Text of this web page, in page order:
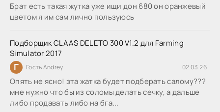
Брат есть такая жутка уже ищи дон 680 он оранжевый
цветом я им сам лично пользуюсь
Подборщик CLAAS DELETO 300 V1.2 для Farming
Simulator 2017
Г Гость Andrey 02.03.26
Опять не ясно! эта жатка будет подберать салому???
мне нужно что бы из соломы делать сечку, а дальше
либо продавать либо на бга...